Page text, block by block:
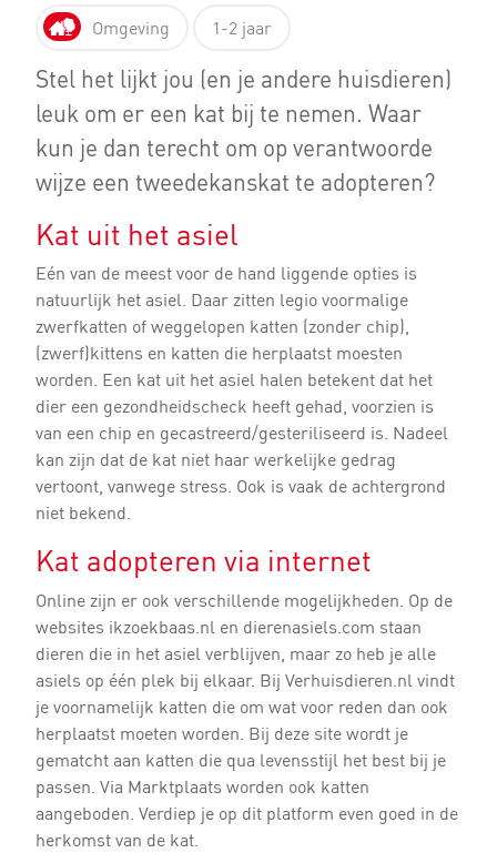
Omgeving 1-2 jaar
Stel het lijkt jou (en je andere huisdieren)
leuk om er een kat bij te nemen. Waar
kun je dan terecht om op verantwoorde
wijze een tweedekanskat te adopteren?
Kat uit het asiel
Eén van de meest voor de hand liggende opties is
natuurlijk het asiel. Daar zitten legio voormalige
zwerfkatten of weggelopen katten (zonder chip),
(zwerf)kittens en katten die herplaatst moesten
worden. Een kat uit het asiel halen betekent dat het
dier een gezondheidscheck heeft gehad, voorzien is
van een chip en gecastreerd/gesteriliseerd is. Nadeel
kan zijn dat de kat niet haar werkelijke gedrag
vertoont, vanwege stress. Ook is vaak de achtergrond
niet bekend.
Kat adopteren via internet
Online zijn er ook verschillende mogelijkheden. Op de
websites ikzoekbaas.nl en dierenasiels.com staan
dieren die in het asiel verblijven, maar zo heb je alle
asiels op één plek bij elkaar. Bij Verhuisdieren.nl vindt
je voornamelijk katten die om wat voor reden dan ook
herplaatst moeten worden. Bij deze site wordt je
gematcht aan katten die qua levensstijl het best bij je
passen. Via Marktplaats worden ook katten
aangeboden. Verdiep je op dit platform even goed in de
herkomst van de kat.